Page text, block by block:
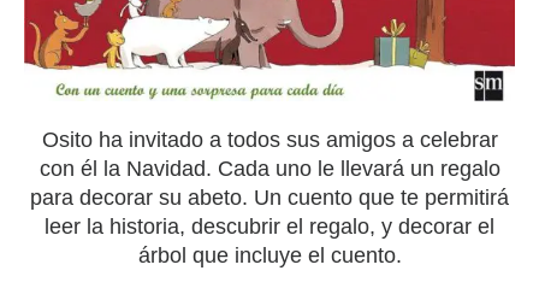
Osito ha invitado a todos sus amigos a celebrar
con él la Navidad. Cada uno le llevará un regalo
para decorar su abeto. Un cuento que te permitirá
leer la historia, descubrir el regalo, y decorar el
árbol que incluye el cuento.